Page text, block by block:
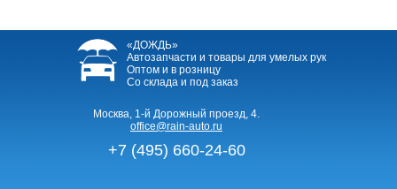
«ДОЖДЬ»
Автозапчасти и товары для умелых рук
Оптом и в розницу
Со склада и под заказ
Москва, 1-й Дорожный проезд, 4.
office@rain-auto.ru
+7 (495) 660-24-60